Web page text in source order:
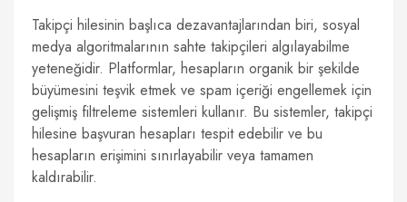
Takipçi hilesinin başlıca dezavantajlarından biri, sosyal
medya algoritmalarının sahte takipçileri algılayabilme
yeteneğidir. Platformlar, hesapların organik bir şekilde
büyümesini teşvik etmek ve spam içeriği engellemek için
gelişmiş filtreleme sistemleri kullanır. Bu sistemler, takipçi
hilesine başvuran hesapları tespit edebilir ve bu
hesapların erişimini sınırlayabilir veya tamamen
kaldırabilir.